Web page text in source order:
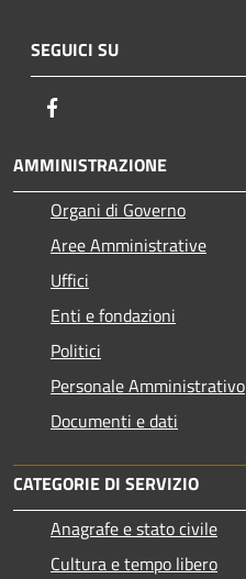
SEGUICI SU
AMMINISTRAZIONE
Organi di Governo
Aree Amministrative
Uffici
Enti e fondazioni
Politici
Personale Amministrativo
Documenti e dati
CATEGORIE DI SERVIZIO
Anagrafe e stato civile
Cultura e tempo libero